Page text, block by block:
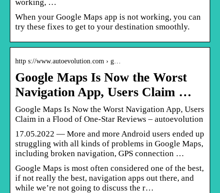
working, …
When your Google Maps app is not working, you can
try these fixes to get to your destination smoothly.
http s://www.autoevolution.com › g…
Google Maps Is Now the Worst
Navigation App, Users Claim …
Google Maps Is Now the Worst Navigation App, Users
Claim in a Flood of One-Star Reviews – autoevolution
17.05.2022 — More and more Android users ended up
struggling with all kinds of problems in Google Maps,
including broken navigation, GPS connection …
Google Maps is most often considered one of the best,
if not really the best, navigation apps out there, and
while we’re not going to discuss the r…